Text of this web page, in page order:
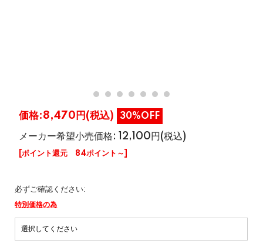
価格:8,470円 (税込) 30%OFF
メーカー希望小売価格: 12,100円(税込)
[ポイント還元 84ポイント～]
必ずご確認ください:
特別価格の為